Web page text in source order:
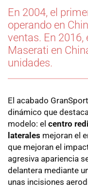
En 2004, el
operando en
ventas. En
Maserati en
unidades.
El acabado
dinámico que
modelo: el centro
laterales mejoran el
que mejoran el
agresiva apariencia
delantera mediante
unas incisiones